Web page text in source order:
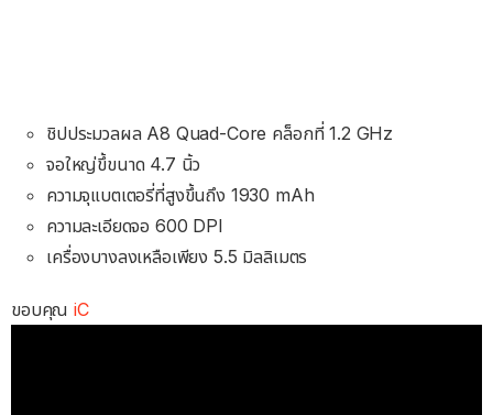
ชิปประมวลผล A8 Quad-Core คล็อกที่ 1.2 GHz
จอใหญ่ขึ้ขนาด 4.7 นิ้ว
ความจุแบตเตอรี่ที่สูงขึ้นถึง 1930 mAh
ความละเอียดจอ 600 DPI
เครื่องบางลงเหลือเพียง 5.5 มิลลิเมตร
ขอบคุณiC